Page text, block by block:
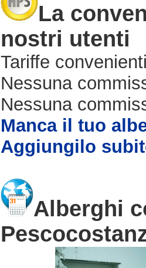
La
nostri utenti
Tariffe
Nessuna
Nessuna
Manca il tuo
Aggiungilo
Alberghi